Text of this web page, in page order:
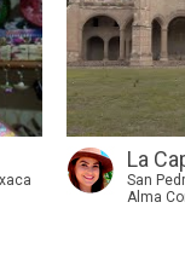
La
San
Alma